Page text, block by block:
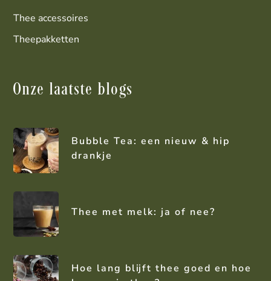
Thee accessoires
Theepakketten
Onze laatste blogs
Bubble Tea: een nieuw & hip
drankje
Thee met melk: ja of nee?
Hoe lang blijft thee goed en hoe